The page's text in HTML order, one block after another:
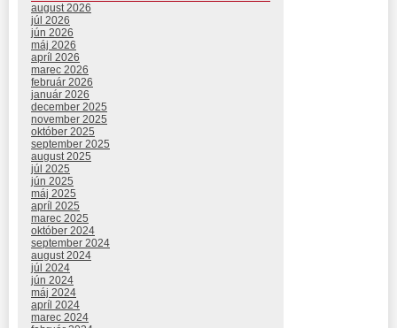
august 2026
júl 2026
jún 2026
máj 2026
apríl 2026
marec 2026
február 2026
január 2026
december 2025
november 2025
október 2025
september 2025
august 2025
júl 2025
jún 2025
máj 2025
apríl 2025
marec 2025
október 2024
september 2024
august 2024
júl 2024
jún 2024
máj 2024
apríl 2024
marec 2024